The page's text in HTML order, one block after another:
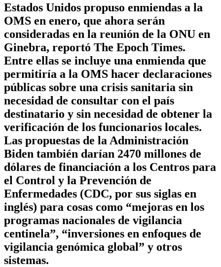
Estados Unidos propuso enmiendas a la
OMS en enero, que ahora serán
consideradas en la reunión de la ONU en
Ginebra, reportó The Epoch Times.
Entre ellas se incluye una enmienda que
permitiría a la OMS hacer declaraciones
públicas sobre una crisis sanitaria sin
necesidad de consultar con el país
destinatario y sin necesidad de obtener la
verificación de los funcionarios locales.
Las propuestas de la Administración
Biden también darían 2470 millones de
dólares de financiación a los Centros para
el Control y la Prevención de
Enfermedades (CDC, por sus siglas en
inglés) para cosas como “mejoras en los
programas nacionales de vigilancia
centinela”, “inversiones en enfoques de
vigilancia genómica global” y otros
sistemas.